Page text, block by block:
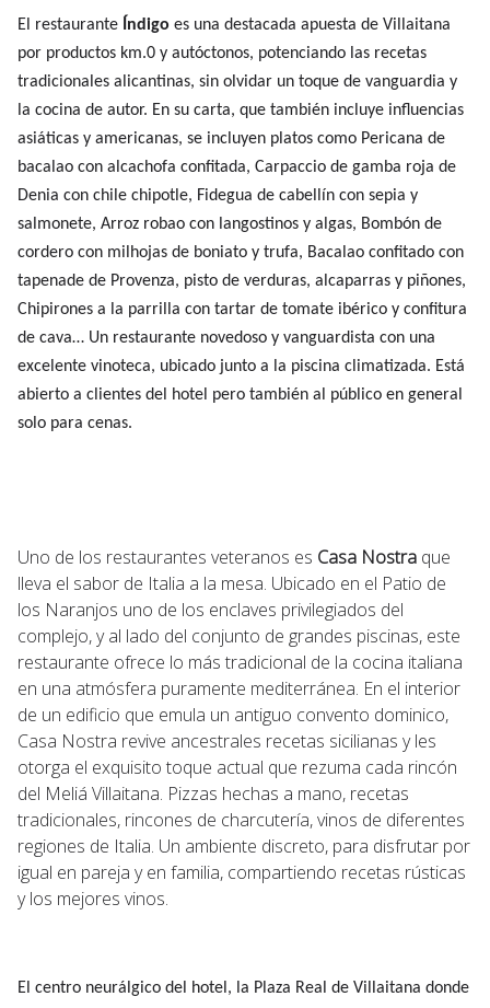
El restaurante Índigo es una destacada apuesta de Villaitana
por productos km.0 y autóctonos, potenciando las recetas
tradicionales alicantinas, sin olvidar un toque de vanguardia y
la cocina de autor. En su carta, que también incluye influencias
asiáticas y americanas, se incluyen platos como Pericana de
bacalao con alcachofa confitada, Carpaccio de gamba roja de
Denia con chile chipotle, Fidegua de cabellín con sepia y
salmonete, Arroz robao con langostinos y algas, Bombón de
cordero con milhojas de boniato y trufa, Bacalao confitado con
tapenade de Provenza, pisto de verduras, alcaparras y piñones,
Chipirones a la parrilla con tartar de tomate ibérico y confitura
de cava… Un restaurante novedoso y vanguardista con una
excelente vinoteca, ubicado junto a la piscina climatizada. Está
abierto a clientes del hotel pero también al público en general
solo para cenas.
Uno de los restaurantes veteranos es Casa Nostra que
lleva el sabor de Italia a la mesa. Ubicado en el Patio de
los Naranjos uno de los enclaves privilegiados del
complejo, y al lado del conjunto de grandes piscinas, este
restaurante ofrece lo más tradicional de la cocina italiana
en una atmósfera puramente mediterránea. En el interior
de un edificio que emula un antiguo convento dominico,
Casa Nostra revive ancestrales recetas sicilianas y les
otorga el exquisito toque actual que rezuma cada rincón
del Meliá Villaitana. Pizzas hechas a mano, recetas
tradicionales, rincones de charcutería, vinos de diferentes
regiones de Italia. Un ambiente discreto, para disfrutar por
igual en pareja y en familia, compartiendo recetas rústicas
y los mejores vinos.
El centro neurálgico del hotel, la Plaza Real de Villaitana donde